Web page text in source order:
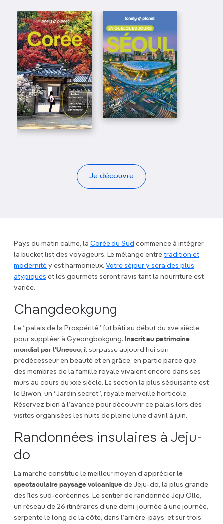
Je découvre
Pays du matin calme, la Corée du Sud commence à intégrer
la bucket list des voyageurs. Le mélange entre tradition et
modernité y est harmonieux. Votre séjour y sera des plus
atypiques et les gourmets seront ravis tant la nourriture est
variée.
Changdeokgung
Le “palais de la Prospérité” fut bâti au début du xve siècle
pour suppléer à Gyeongbokgung. Inscrit au patrimoine
mondial par l’Unesco, il surpasse aujourd’hui son
prédécesseur en beauté et en grâce, en partie parce que
des membres de la famille royale vivaient encore dans ses
murs au cours du xxe siècle. La section la plus séduisante est
le Biwon, un “Jardin secret”, royale merveille horticole.
Réservez bien à l’avance pour découvrir ce palais lors des
visites organisées les nuits de pleine lune d’avril à juin.
Randonnées insulaires à Jeju-
do
La marche constitue le meilleur moyen d’apprécier le
spectaculaire paysage volcanique de Jeju-do, la plus grande
des îles sud-coréennes. Le sentier de randonnée Jeju Olle,
un réseau de 26 itinéraires d’une demi-journée à une journée,
serpente le long de la côte, dans l’arrière-pays, et sur trois